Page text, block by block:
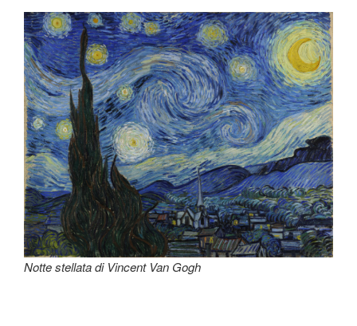
Notte stellata di Vincent Van Gogh